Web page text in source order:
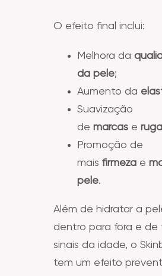
O efeito final inclui:
Melhora da
da pele;
Aumento da
Suavização
de marcase
Promoção de
mais firmezae
pele.
Além de hidratar a
dentro para fora e de
sinais da idade, o
tem um efeito